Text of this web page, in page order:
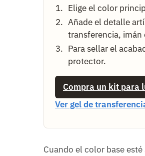
Elige el color
Añade el detalle
transferencia, imán
Para sellar el
protector.
Compra un kit para
Ver gel de
Cuando el color base